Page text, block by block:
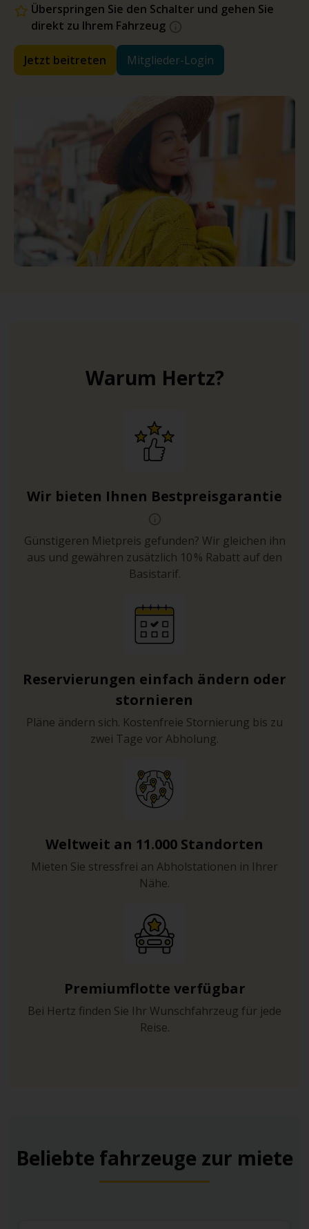
Überspringen Sie den Schalter und gehen Sie
direkt zu Ihrem Fahrzeug
Jetzt beitreten Mitglieder-Login
Warum Hertz?
Wir bieten Ihnen Bestpreisgarantie
Günstigeren Mietpreis gefunden? Wir gleichen ihn
aus und gewähren zusätzlich 10 % Rabatt auf den
Basistarif.
Reservierungen einfach ändern oder
stornieren
Pläne ändern sich. Kostenfreie Stornierung bis zu
zwei Tage vor Abholung.
Weltweit an 11.000 Standorten
Mieten Sie stressfrei an Abholstationen in Ihrer
Nähe.
Premiumflotte verfügbar
Bei Hertz finden Sie Ihr Wunschfahrzeug für jede
Reise.
Beliebte fahrzeuge zur miete